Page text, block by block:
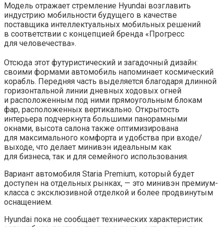
Модель отражает стремление Hyundai возглавить
индустрию мобильности будущего в качестве
поставщика интеллектуальных мобильных решений
в соответствии с концепцией бренда «Прогресс
для человечества».
Отсюда этот футуристический и загадочный дизайн:
своими формами автомобиль напоминает космический
корабль. Передняя часть выделяется благодаря длинной
горизонтальной линии дневных ходовых огней
и расположенным под ними прямоугольным блокам
фар, расположенных вертикально. Открытость
интерьера подчеркнута большими панорамными
окнами, высота салона также оптимизирована
для максимального комфорта и удобства при входе/
выходе, что делает минивэн идеальным как
для бизнеса, так и для семейного использования.
Вариант автомобиля Staria Premium, который будет
доступен на отдельных рынках, — это минивэн премиум-
класса с эксклюзивной отделкой и более продвинутым
оснащением.
Hyundai пока не сообщает технических характеристик